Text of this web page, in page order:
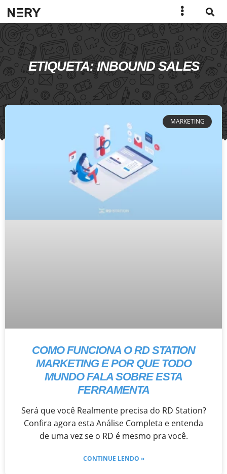
ETIQUETA: INBOUND SALES
MARKETING
COMO FUNCIONA O RD STATION
MARKETING E POR QUE TODO
MUNDO FALA SOBRE ESTA
FERRAMENTA
Será que você Realmente precisa do RD Station?
Confira agora esta Análise Completa e entenda
de uma vez se o RD é mesmo pra você.
CONTINUE LENDO »